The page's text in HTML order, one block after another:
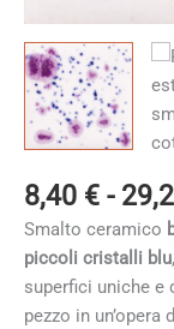
8,40 € -
Smalto ceramico
piccoli cristalli blu
superfici uniche e
pezzo in un’opera